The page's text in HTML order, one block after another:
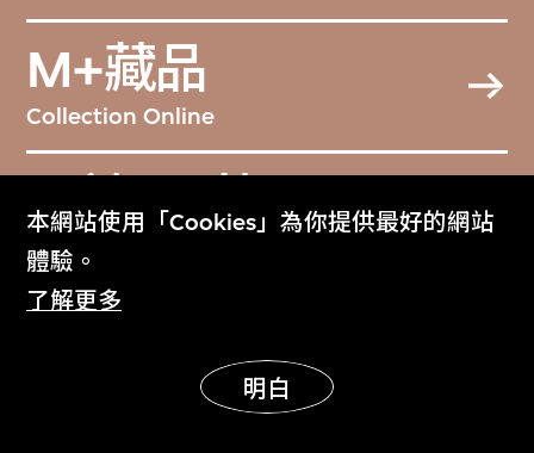
本網站使用「Cookies」為你提供最好的網站
體驗。
了解更多
明白
M+藏品
Collection Online
關於M+藏品
About the Collection
M+雜誌